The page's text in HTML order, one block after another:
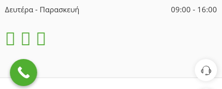
Δευτέρα - Παρασκευή 09:00 - 16:00